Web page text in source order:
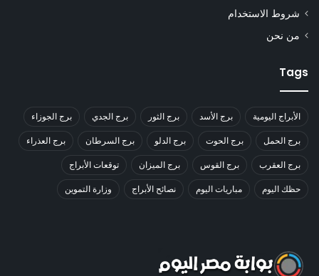
شروط الاستخدام
من نحن
Tags
الأبراج اليومية برج الأسد برج الثور برج الجدي برج الجوزاء
برج الحمل برج الحوت برج الدلو برج السرطان برج العذراء
برج العقرب برج القوس برج الميزان توقعات الأبراج
حظك اليوم مباريات اليوم نصائح الأبراج وزارة التموين